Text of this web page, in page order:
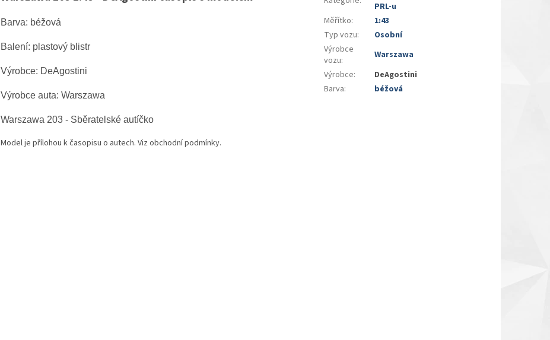
Barva: béžová
Balení: plastový blistr
Výrobce: DeAgostini
Výrobce auta: Warszawa
Warszawa 203 - Sběratelské autíčko
Model je přílohou k časopisu o autech. Viz obchodní podmínky.
PRL-u
Měřítko:
1:43
Typ vozu:
Osobní
Výrobce
vozu:
Warszawa
Výrobce:
DeAgostini
Barva: béžová